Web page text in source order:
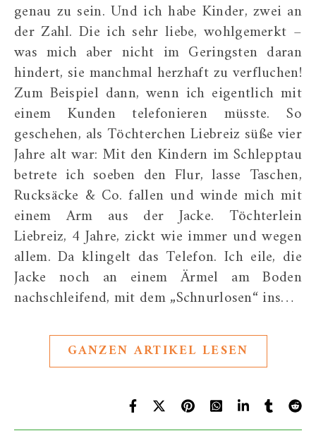
genau zu sein. Und ich habe Kinder, zwei an
der Zahl. Die ich sehr liebe, wohlgemerkt –
was mich aber nicht im Geringsten daran
hindert, sie manchmal herzhaft zu verfluchen!
Zum Beispiel dann, wenn ich eigentlich mit
einem Kunden telefonieren müsste. So
geschehen, als Töchterchen Liebreiz süße vier
Jahre alt war: Mit den Kindern im Schlepptau
betrete ich soeben den Flur, lasse Taschen,
Rucksäcke & Co. fallen und winde mich mit
einem Arm aus der Jacke. Töchterlein
Liebreiz, 4 Jahre, zickt wie immer und wegen
allem. Da klingelt das Telefon. Ich eile, die
Jacke noch an einem Ärmel am Boden
nachschleifend, mit dem „Schnurlosen“ ins…
GANZEN ARTIKEL LESEN